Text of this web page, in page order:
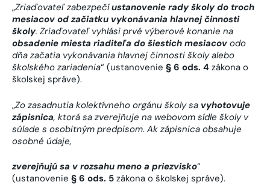
„Zriaďovateľ zabezpečíustanovenie rady školy do troch
mesiacov od začiatku vykonávania hlavnej činnosti
školy. Zriaďovateľ vyhlási prvé výberové konanie na
obsadenie miesta riaditeľa do šiestich mesiacov odo
dňa začatia vykonávania hlavnej činnosti školy alebo
školského zariadenia“ (ustanovenie § 6 ods. 4 zákona o
školskej správe).
„Zo zasadnutia kolektívneho orgánu školy sa vyhotovuje
zápisnica, ktorá sa zverejňuje na webovom sídle školy v
súlade s osobitným predpisom. Ak zápisnica obsahuje
osobné údaje,
zverejňujú sa v rozsahu meno a priezvisko“
(ustanovenie § 6 ods. 5 zákona o školskej správe).